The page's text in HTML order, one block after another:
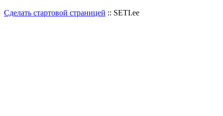
Сделать стартовой страницей :: SETI.ee